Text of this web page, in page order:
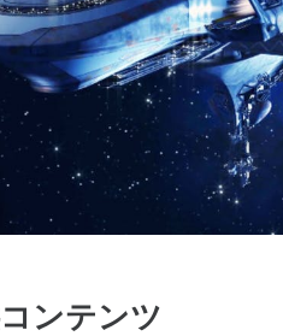
ンテンツ